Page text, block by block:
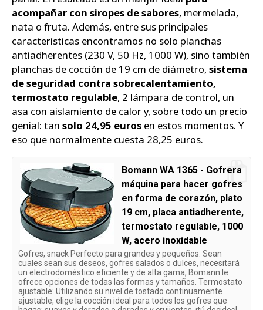
acompañar con siropes de sabores, mermelada,
nata o fruta. Además, entre sus principales
características encontramos no solo planchas
antiadherentes (230 V, 50 Hz, 1000 W), sino también
planchas de cocción de 19 cm de diámetro, sistema
de seguridad contra sobrecalentamiento,
termostato regulable, 2 lámpara de control, un
asa con aislamiento de calor y, sobre todo un precio
genial: tan solo 24,95 euros en estos momentos. Y
eso que normalmente cuesta 28,25 euros.
Bomann WA 1365 - Gofrera
máquina para hacer gofres
en forma de corazón, plato
19 cm, placa antiadherente,
termostato regulable, 1000
W, acero inoxidable
Gofres, snack Perfecto para grandes y pequeños: Sean
cuales sean sus deseos, gofres salados o dulces, necesitará
un electrodoméstico eficiente y de alta gama, Bomann le
ofrece opciones de todas las formas y tamaños. Termostato
ajustable: Utilizando su nivel de tostado continuamente
ajustable, elige la cocción ideal para todos los gofres que